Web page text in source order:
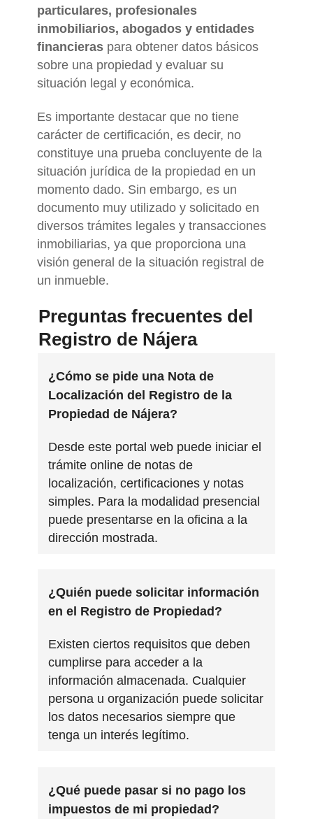
particulares, profesionales
inmobiliarios, abogados y entidades
financieraspara obtener datos básicos
sobre una propiedad y evaluar su
situación legal y económica.
Es importante destacar que no tiene
carácter de certificación, es decir, no
constituye una prueba concluyente de la
situación jurídica de la propiedad en un
momento dado. Sin embargo, es un
documento muy utilizado y solicitado en
diversos trámites legales y transacciones
inmobiliarias, ya que proporciona una
visión general de la situación registral de
un inmueble.
Preguntas frecuentes del
Registro de Nájera
¿Cómo se pide una Nota de
Localización del Registro de la
Propiedad de Nájera?
Desde este portal web puede iniciar el
trámite online de notas de
localización, certificaciones y notas
simples. Para la modalidad presencial
puede presentarse en la oficina a la
dirección mostrada.
¿Quién puede solicitar información
en el Registro de Propiedad?
Existen ciertos requisitos que deben
cumplirse para acceder a la
información almacenada. Cualquier
persona u organización puede solicitar
los datos necesarios siempre que
tenga un interés legítimo.
¿Qué puede pasar si no pago los
impuestos de mi propiedad?